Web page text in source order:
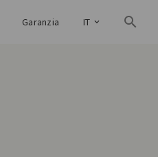
Garanzia IT